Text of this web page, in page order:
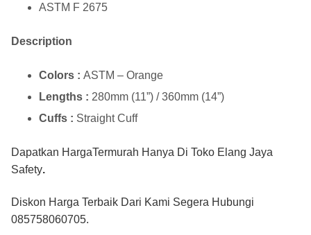
ASTM F 2675
Description
Colors : ASTM – Orange
Lengths : 280mm (11”) / 360mm (14”)
Cuffs : Straight Cuff
Dapatkan HargaTermurah Hanya Di Toko Elang Jaya
Safety.
Diskon Harga Terbaik Dari Kami Segera Hubungi
085758060705.